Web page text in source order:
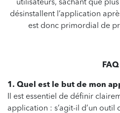
utilisateurs, sachant que
désinstallent l’application
est donc primordial de
FAQ
1. Quel est le but de mon
Il est essentiel de définir
application : s’agit-il d’un outil